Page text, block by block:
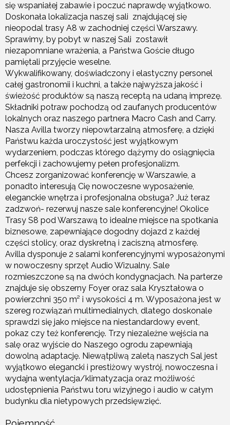
się wspaniałej zabawie i poczuć naprawdę wyjątkowo.
Doskonała lokalizacja naszej sali znajdującej się
nieopodal trasy A8 w zachodniej części Warszawy.
Sprawimy, by pobyt w naszej Sali zostawił
niezapomniane wrażenia, a Państwa Goście długo
pamiętali przyjęcie weselne.
Wykwalifikowany, doświadczony i elastyczny personel
całej gastronomii i kuchni, a także najwyższa jakość i
świeżość produktów są naszą receptą na udaną imprezę.
Składniki potraw pochodzą od zaufanych producentów
lokalnych oraz naszego partnera Macro Cash and Carry.
Nasza Avilla tworzy niepowtarzalną atmosferę, a dzięki
Państwu każda uroczystość jest wyjątkowym
wydarzeniem, podczas którego dążymy do osiągnięcia
perfekcji i zachowujemy pełen profesjonalizm.
Chcesz zorganizować konferencję w Warszawie, a
ponadto interesują Cię nowoczesne wyposażenie,
eleganckie wnętrza i profesjonalna obsługa? Już teraz
zadzwoń- rezerwuj nasze sale konferencyjne! Okolice
Trasy S8 pod Warszawą to idealne miejsce na spotkania
biznesowe, zapewniające dogodny dojazd z każdej
części stolicy, oraz dyskretną i zaciszną atmosferę.
Avilla dysponuje 2 salami konferencyjnymi wyposażonymi
w nowoczesny sprzęt Audio Wizualny. Sale
rozmieszczone są na dwóch kondygnacjach. Na parterze
znajduje się obszerny Foyer oraz sala Kryształowa o
powierzchni 350 m² i wysokości 4 m. Wyposażona jest w
szereg rozwiązań multimedialnych, dlatego doskonale
sprawdzi się jako miejsce na niestandardowy event,
pokaz czy też konferencję. Trzy niezależne wejścia na
salę oraz wyjście do Naszego ogrodu zapewniają
dowolną adaptację. Niewątpliwą zaletą naszych Sal jest
wyjątkowo elegancki i prestiżowy wystrój, nowoczesna i
wydajna wentylacja/klimatyzacja oraz możliwość
udostępnienia Państwu toru wizyjnego i audio w całym
budynku dla nietypowych przedsięwzięć.